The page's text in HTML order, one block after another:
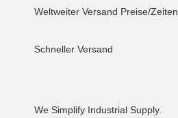
Weltweiter Versand Preise/Zeiten
Schneller Versand
We Simplify Industrial Supply.